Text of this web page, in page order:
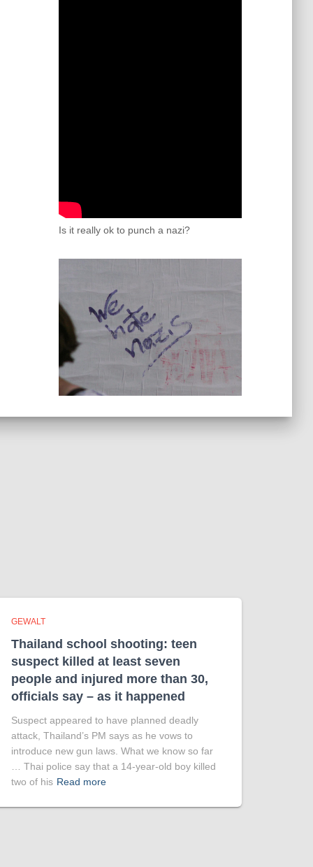
Is it really ok to punch a nazi?
GEWALT
Thailand school shooting: teen
suspect killed at least seven
people and injured more than 30,
officials say – as it happened
Suspect appeared to have planned deadly
attack, Thailand’s PM says as he vows to
introduce new gun laws. What we know so far
… Thai police say that a 14-year-old boy killed
two of his Read more